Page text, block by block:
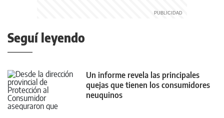
Seguí leyendo
Un informe revela las principales
quejas que tienen los consumidores
neuquinos